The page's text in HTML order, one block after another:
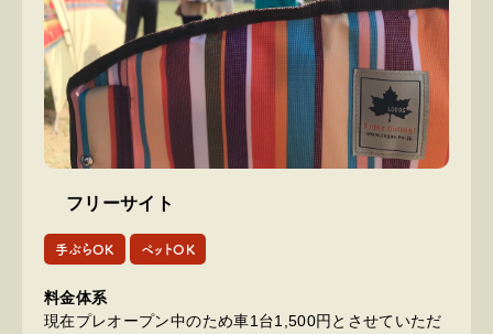
フリーサイト
手ぶらOK ペットOK
料金体系
現在プレオープン中のため車1台1,500円とさせていただ